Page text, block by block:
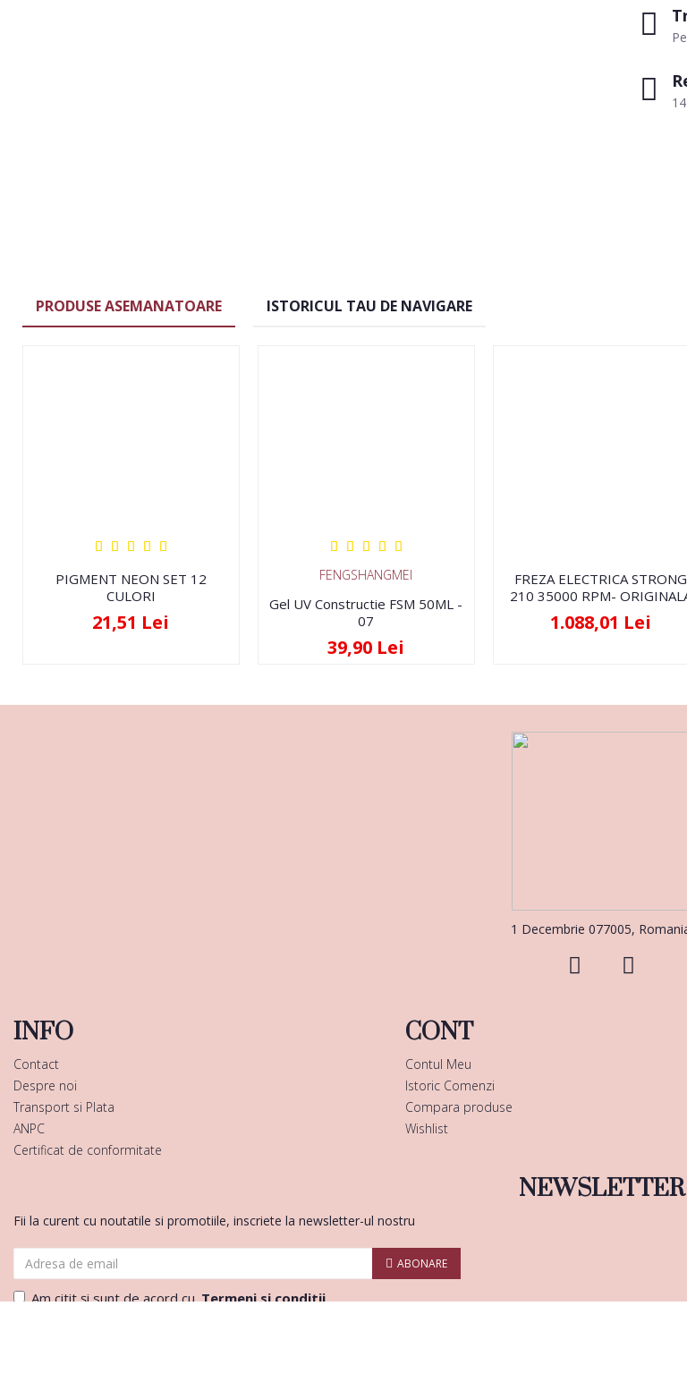
PRODUSE ASEMANATOARE ISTORICUL TAU DE NAVIGARE
PIGMENT NEON SET 12
CULORI
21,51 Lei
FENGSHANGMEI
Gel UV Constructie FSM 50ML -
07
39,90 Lei
FREZA ELECTRICA STRONG
210 35000 RPM-
1.088,01 Lei
1 Decembrie 077005,
INFO
Contact
Despre noi
Transport si Plata
ANPC
Certificat de conformitate
CONT
Contul Meu
Istoric Comenzi
Compara produse
Wishlist
NEWSLETTER
Fii la curent cu noutatile si promotiile, inscriete la newsletter-ul nostru
ABONARE
Am citit şi sunt de acord cuTermeni si conditii